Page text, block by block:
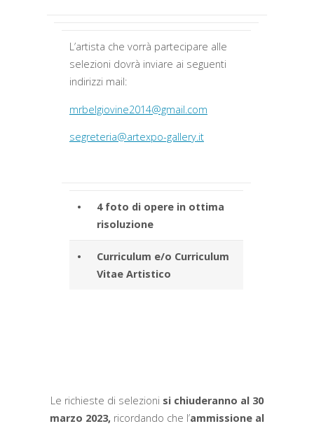
L’artista che vorrà partecipare alle
selezioni dovrà inviare ai seguenti
indirizzi mail:
mrbelgiovine2014@gmail.com
segreteria@artexpo-gallery.it
•
4 foto di opere in ottima
risoluzione
•
Curriculum e/o Curriculum
Vitae Artistico
Le richieste di selezioni si chiuderanno al 30
marzo 2023, ricordando che l’ammissione al